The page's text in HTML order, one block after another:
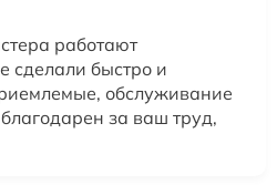
работают
сделали быстро и
обслуживание
за ваш труд,